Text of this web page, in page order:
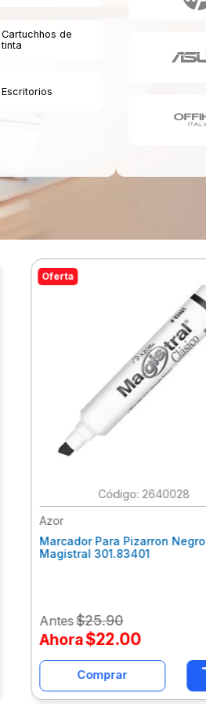
Cartuchhos de
tinta
Escritorios
Oferta
: 2640028
Azor
Marcador Para Pizarron Negro
Magistral 301.83401
Antes$25.90
Ahora$22.00
Comprar